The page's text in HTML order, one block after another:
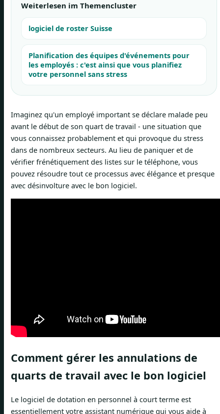
Weiterlesen im Themencluster
logiciel de roster Suisse
Planification des équipes d'événements pour
les employés : c'est ainsi que vous planifiez
votre personnel sans stress
Imaginez qu'un employé important se déclare malade peu
avant le début de son quart de travail - une situation que
vous connaissez probablement et qui provoque du stress
dans de nombreux secteurs. Au lieu de paniquer et de
vérifier frénétiquement des listes sur le téléphone, vous
pouvez résoudre tout ce processus avec élégance et presque
avec désinvolture avec le bon logiciel.
Comment gérer les annulations de
quarts de travail avec le bon logiciel
Le logiciel de dotation en personnel à court terme est
essentiellement votre assistant numérique qui vous aide à